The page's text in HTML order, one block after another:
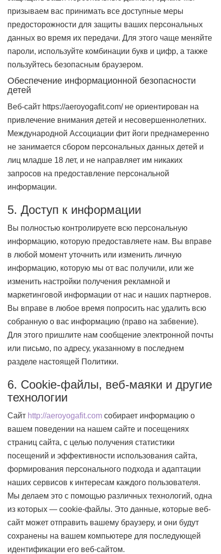
призываем вас принимать все доступные меры
предосторожности для защиты ваших персональных
данных во время их передачи. Для этого чаще меняйте
пароли, используйте комбинации букв и цифр, а также
пользуйтесь безопасным браузером.
Обеспечение информационной безопасности
детей
Веб-сайт https://aeroyogafit.com/ не ориентирован на
привлечение внимания детей и несовершеннолетних.
Международной Ассоциации фит йоги преднамеренно
не занимается сбором персональных данных детей и
лиц младше 18 лет, и не направляет им никаких
запросов на предоставление персональной
информации.
5. Доступ к информации
Вы полностью контролируете всю персональную
информацию, которую предоставляете нам. Вы вправе
в любой момент уточнить или изменить личную
информацию, которую мы от вас получили, или же
изменить настройки получения рекламной и
маркетинговой информации от нас и наших партнеров.
Вы вправе в любое время попросить нас удалить всю
собранную о вас информацию (право на забвение).
Для этого пришлите нам сообщение электронной почты
или письмо, по адресу, указанному в последнем
разделе настоящей Политики.
6. Cookie-файлы, веб-маяки и другие
технологии
Сайт http://aeroyogafit.com собирает информацию о
вашем поведении на нашем сайте и посещениях
страниц сайта, с целью получения статистики
посещений и эффективности использования сайта,
формирования персонального подхода и адаптации
наших сервисов к интересам каждого пользователя.
Мы делаем это с помощью различных технологий, одна
из которых — cookie-файлы. Это данные, которые веб-
сайт может отправить вашему браузеру, и они будут
сохранены на вашем компьютере для последующей
идентификации его веб-сайтом.